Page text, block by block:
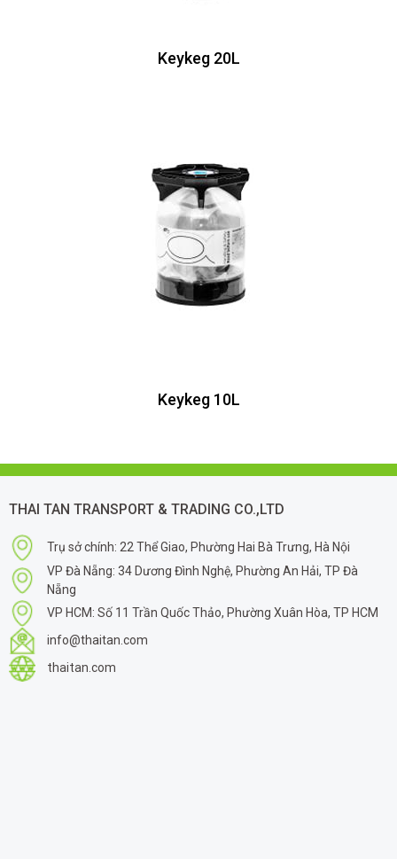
Keykeg 20L
Keykeg 10L
THAI TAN TRANSPORT & TRADING CO.,LTD
Trụ sở chính: 22 Thể Giao, Phường Hai Bà Trưng, Hà Nội
VP Đà Nẵng: 34 Dương Đình Nghệ, Phường An Hải, TP Đà
Nẵng
VP HCM: Số 11 Trần Quốc Thảo, Phường Xuân Hòa, TP HCM
info@thaitan.com
thaitan.com